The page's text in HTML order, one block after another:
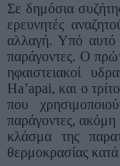
Σε δημόσια
ερευνητές
αλλαγή. Υπό αυτό
παράγοντες. Ο
ηφαιστειακοί
Ha’apai, και ο
που
παράγοντες,
κλάσμα της
θερμοκρασίας